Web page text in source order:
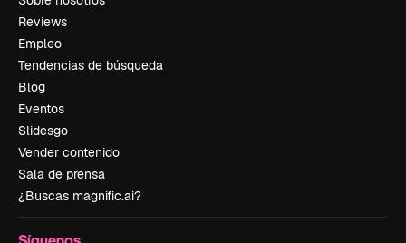
Reviews
Empleo
Tendencias de búsqueda
Blog
Eventos
Slidesgo
Vender contenido
Sala de prensa
¿Buscas magnific.ai?